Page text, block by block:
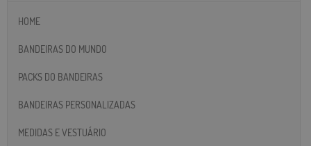
HOME
BANDEIRAS DO MUNDO
PACKS DO BANDEIRAS
BANDEIRAS PERSONALIZADAS
MEDIDAS E VESTUÁRIO